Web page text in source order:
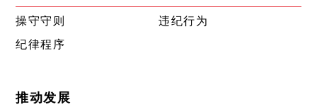
操守守则
违纪行为
纪律程序
推动发展